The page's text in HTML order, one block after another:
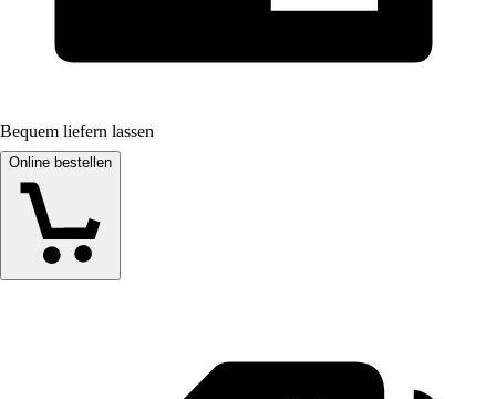
Bequem liefern lassen
Online bestellen